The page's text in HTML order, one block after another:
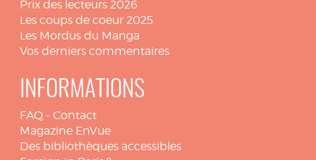
Prix des lecteurs 2026
Les coups de coeur 2025
Les Mordus du Manga
Vos derniers commentaires
INFORMATIONS
FAQ - Contact
Magazine EnVue
Des bibliothèques accessibles